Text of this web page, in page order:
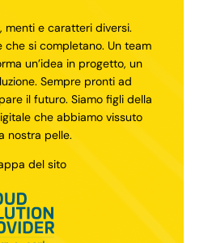
menti e caratteri diversi.
che si completano. Un team
un’idea in progetto, un
Sempre pronti ad
il futuro. Siamo figli della
che abbiamo vissuto
nostra pelle.
del sito